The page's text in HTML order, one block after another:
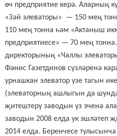
өч предприятие керә. Аларның
«Зәй элеваторы» — 150 мең
110 мең тонна һәм «Актаныш
предприятиесе» — 70 мең
директорының «Чаллы
Фәнис Газетдинов сүзләренә
урнашкан элеватор үзе тагын
(элеваторның ашлыгын да
җитештерү заводын үз эченә
заводын 2008 елда ук эшләтеп
2014 елда. Беренчесе тулысынча